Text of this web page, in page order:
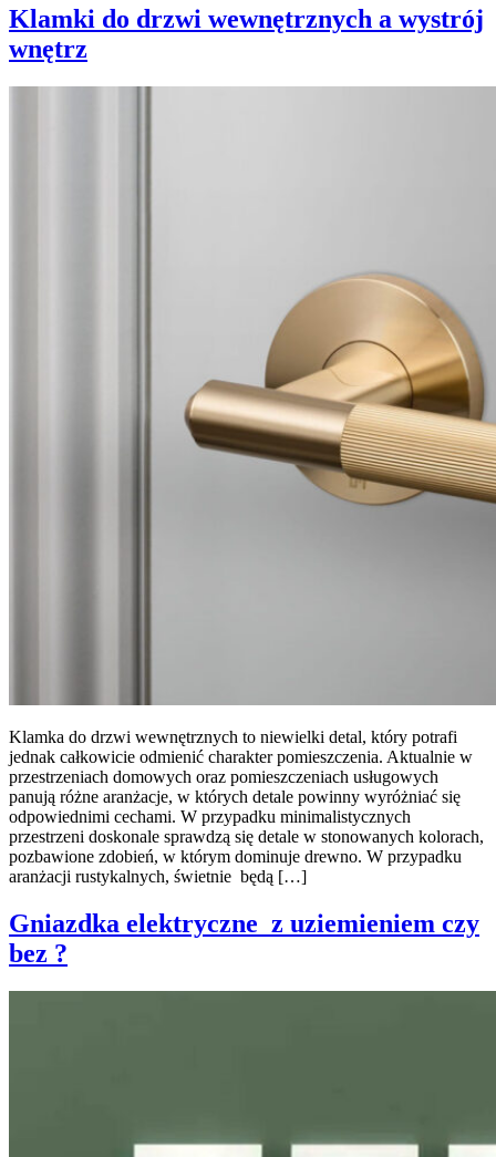
Klamki do drzwi wewnętrznych a wystrój
wnętrz
Klamka do drzwi wewnętrznych to niewielki detal, który potrafi
jednak całkowicie odmienić charakter pomieszczenia. Aktualnie w
przestrzeniach domowych oraz pomieszczeniach usługowych
panują różne aranżacje, w których detale powinny wyróżniać się
odpowiednimi cechami. W przypadku minimalistycznych
przestrzeni doskonale sprawdzą się detale w stonowanych kolorach,
pozbawione zdobień, w którym dominuje drewno. W przypadku
aranżacji rustykalnych, świetnie będą […]
Gniazdka elektryczne z uziemieniem czy
bez ?